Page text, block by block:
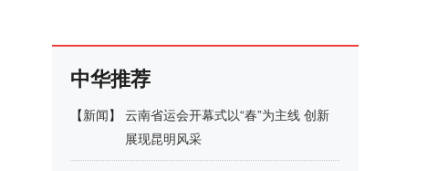
中华推荐
【新闻】
云南省运会开幕式以“春”为主线 创新
展现昆明风采